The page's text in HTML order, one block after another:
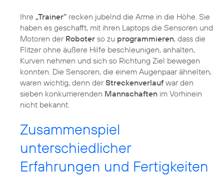
Ihre „Trainer“ recken jubelnd die Arme in die Höhe. Sie
haben es geschafft, mit ihren Laptops die Sensoren und
Motoren der Roboter so zu programmieren, dass die
Flitzer ohne äußere Hilfe beschleunigen, anhalten,
Kurven nehmen und sich so Richtung Ziel bewegen
konnten. Die Sensoren, die einem Augenpaar ähnelten,
waren wichtig, denn derStreckenverlauf war den
sieben konkurrierenden Mannschaften im Vorhinein
nicht bekannt.
Zusammenspiel
unterschiedlicher
Erfahrungen und Fertigkeiten